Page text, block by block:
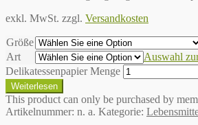
exkl. MwSt. zzgl. Versandkosten
Größe
Art
Auswahl
Delikatessenpapier Menge
Weiterlesen
This product can only be purchased by
Artikelnummer: n. a. Kategorie: